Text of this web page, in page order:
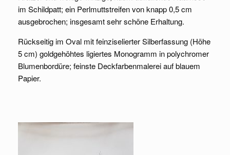
im Schildpatt; ein Perlmuttstreifen von knapp 0,5 cm
ausgebrochen; insgesamt sehr schöne Erhaltung.
Rückseitig im Oval mit feinziselierter Silberfassung (Höhe
5 cm) goldgehöhtes ligiertes Monogramm in polychromer
Blumenbordüre; feinste Deckfarbenmalerei auf blauem
Papier.